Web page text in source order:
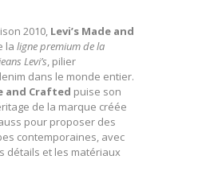
2010, Levi’s Made and
la ligne premium de la
Levi’s, pilier
dans le monde entier.
and Crafted puise son
de la marque créée
pour proposer des
contemporaines, avec
détails et les matériaux